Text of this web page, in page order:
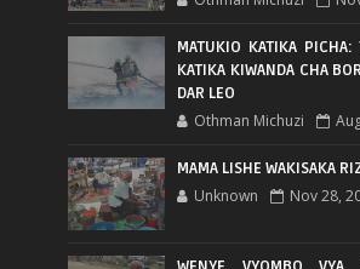
MATUKIO KATIKA PICHA:
KATIKA KIWANDA CHA
DAR LEO
Othman Michuzi
MAMA LISHE WAKISAKA
Unknown Nov 28,